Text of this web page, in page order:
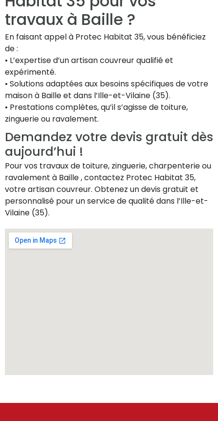
travaux à Baille ?
En faisant appel à Protec Habitat 35, vous bénéficiez
de :
• L’expertise d’un artisan couvreur qualifié et
expérimenté.
• Solutions adaptées aux besoins spécifiques de votre
maison à Baille et dans l’Ille-et-Vilaine (35).
• Prestations complètes, qu’il s’agisse de toiture,
zinguerie ou ravalement.
Demandez votre devis gratuit dès
aujourd’hui !
Pour vos travaux de toiture, zinguerie, charpenterie ou
ravalement à Baille , contactez Protec Habitat 35,
votre artisan couvreur. Obtenez un devis gratuit et
personnalisé pour un service de qualité dans l’Ille-et-
Vilaine (35).